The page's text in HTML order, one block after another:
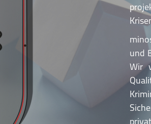
und
Wir